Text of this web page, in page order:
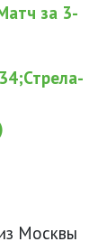
за 3-
Москвы